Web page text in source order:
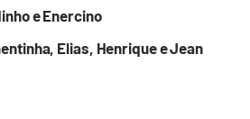
e Enercino
Elias, Henrique e Jean